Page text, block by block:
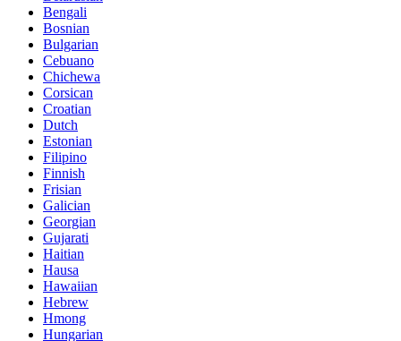
Bengali
Bosnian
Bulgarian
Cebuano
Chichewa
Corsican
Croatian
Dutch
Estonian
Filipino
Finnish
Frisian
Galician
Georgian
Gujarati
Haitian
Hausa
Hawaiian
Hebrew
Hmong
Hungarian